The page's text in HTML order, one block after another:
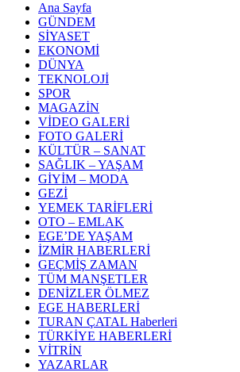
Ana Sayfa
GÜNDEM
SİYASET
EKONOMİ
DÜNYA
TEKNOLOJİ
SPOR
MAGAZİN
VİDEO GALERİ
FOTO GALERİ
KÜLTÜR – SANAT
SAĞLIK – YAŞAM
GİYİM – MODA
GEZİ
YEMEK TARİFLERİ
OTO – EMLAK
EGE’DE YAŞAM
İZMİR HABERLERİ
GEÇMİŞ ZAMAN
TÜM MANŞETLER
DENİZLER ÖLMEZ
EGE HABERLERİ
TURAN ÇATAL Haberleri
TÜRKİYE HABERLERİ
VİTRİN
YAZARLAR